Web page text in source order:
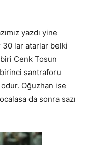
yazdı yine
lar atarlar belki
Cenk Tosun
santraforu
Oğuzhan ise
da sonra sazı